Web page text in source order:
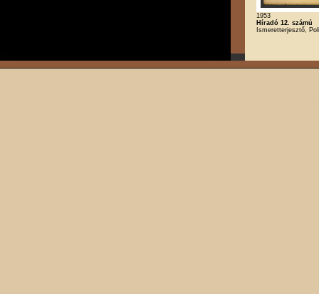
1953
Híradó 12. számú
Ismeretterjesztő,